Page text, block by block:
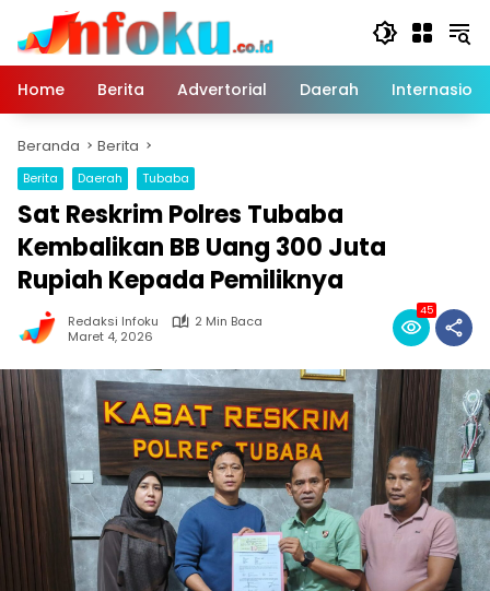
Langsung
konten
Home
Berita Advertorial Daerah
Beranda Berita
Berita Daerah Tubaba
Sat Reskrim Polres Tubaba
Kembalikan BB Uang 300 Juta
Rupiah Kepada Pemiliknya
Redaksi Infoku
2 Min Baca
Maret 4, 2026
45